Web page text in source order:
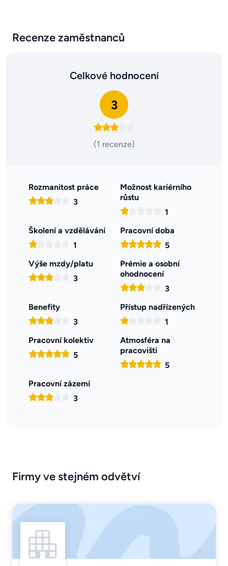
Recenze zaměstnanců
Celkové hodnocení
3
(1 recenze)
Rozmanitost práce
3
Možnost kariérního
růstu
1
Školení a vzdělávání
1
Pracovní doba
5
Výše mzdy/platu
3
Prémie a osobní
ohodnocení
3
Benefity
3
Přístup nadřízených
1
Pracovní kolektiv
5
Atmosféra na
pracovišti
5
Pracovní zázemí
3
Firmy ve stejném odvětví